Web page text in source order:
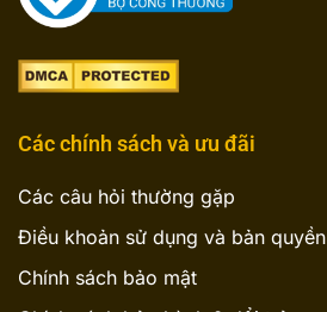
Các chính sách và ưu đãi
Các câu hỏi thường gặp
Điều khoản sử dụng và bản quyền
Chính sách bảo mật